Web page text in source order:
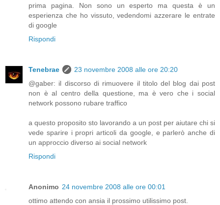
prima pagina. Non sono un esperto ma questa è un
esperienza che ho vissuto, vedendomi azzerare le entrate
di google
Rispondi
Tenebrae
23 novembre 2008 alle ore 20:20
@gaber: il discorso di rimuovere il titolo del blog dai post
non è al centro della questione, ma è vero che i social
network possono rubare traffico
a questo proposito sto lavorando a un post per aiutare chi si
vede sparire i propri articoli da google, e parlerò anche di
un approccio diverso ai social network
Rispondi
Anonimo 24 novembre 2008 alle ore 00:01
ottimo attendo con ansia il prossimo utilissimo post.